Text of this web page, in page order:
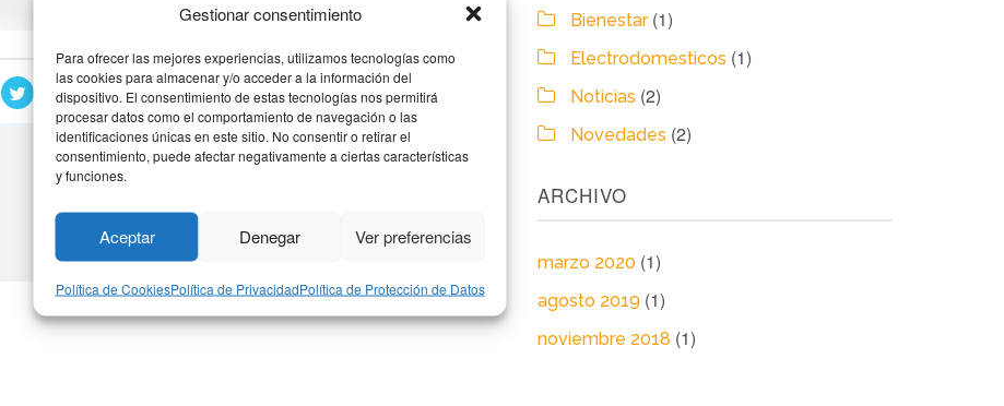
Gestionar consentimiento
Para ofrecer las mejores experiencias, utilizamos tecnologías como
las cookies para almacenar y/o acceder a la información del
dispositivo. El consentimiento de estas tecnologías nos permitirá
procesar datos como el comportamiento de navegación o las
identificaciones únicas en este sitio. No consentir o retirar el
consentimiento, puede afectar negativamente a ciertas características
y funciones.
Aceptar Denegar Ver preferencias
Política de CookiesPolítica de PrivacidadPolítica de Protección de Datos
SEPARADOR ARMARIO 2
Bienestar(1)
Electrodomesticos (1)
Noticias (2)
Novedades (2)
ARCHIVO
marzo 2020 (1)
agosto 2019 (1)
noviembre 2018 (1)